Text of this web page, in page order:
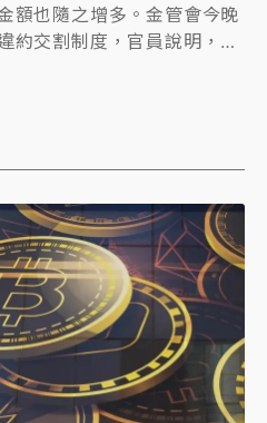
額也隨之增多。金管會今晚
約交割制度，官員說明，未
割後，在一定期間或一定
收款券」機制，不過具體天
。